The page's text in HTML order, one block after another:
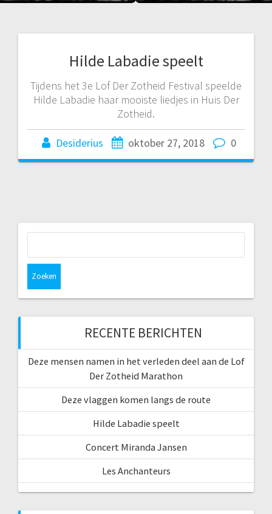
Hilde Labadie speelt
Tijdens het 3e Lof Der Zotheid Festival speelde
Hilde Labadie haar mooiste liedjes in Huis Der
Zotheid.
Desiderius oktober 27, 2018 0
RECENTE BERICHTEN
Deze mensen namen in het verleden deel aan de Lof
Der Zotheid Marathon
Deze vlaggen komen langs de route
Hilde Labadie speelt
Concert Miranda Jansen
Les Anchanteurs